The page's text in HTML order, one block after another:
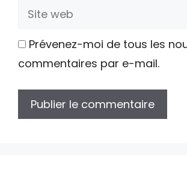
Site
Prévenez-moi de tous les
commentaires par e-mail.